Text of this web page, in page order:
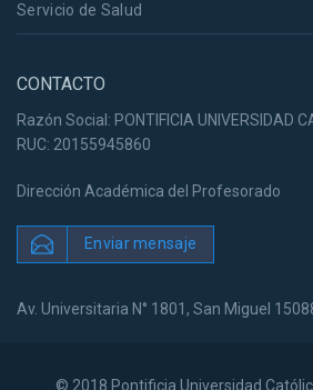
Servicio de Salud
CONTACTO
Razón Social: PONTIFICIA UNIVERSIDAD
RUC: 20155945860
Dirección Académica del Profesorado
Enviar mensaje
Av. Universitaria N° 1801, San Miguel
© 2018 Pontificia Universidad